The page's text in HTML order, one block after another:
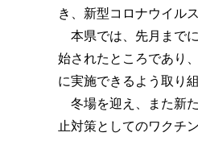
き、新型コロナウイル
本県では、先月まで
始されたところであり
に実施できるよう取り
冬場を迎え、また新
止対策としてのワクチ